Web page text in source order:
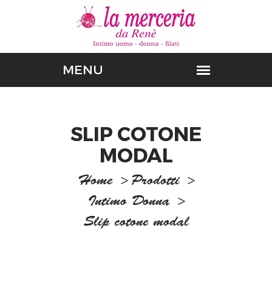
SLIP COTONE
MODAL
Home > Prodotti >
Intimo Donna >
Slip cotone modal